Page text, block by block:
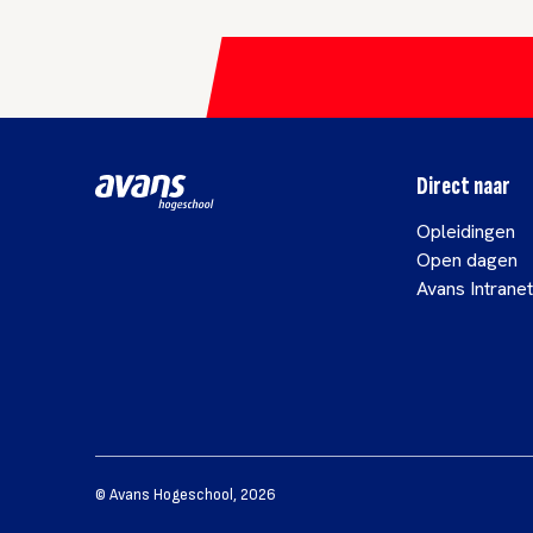
Direct naar
Opleidingen
Open dagen
Avans Intranet
© Avans Hogeschool,2026